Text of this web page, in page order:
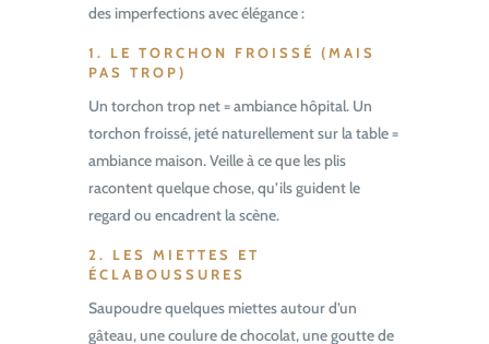
des imperfections avec élégance :
1. LE TORCHON FROISSÉ (MAIS
PAS TROP)
Un torchon trop net = ambiance hôpital. Un
torchon froissé, jeté naturellement sur la table =
ambiance maison. Veille à ce que les plis
racontent quelque chose, qu’ils guident le
regard ou encadrent la scène.
2. LES MIETTES ET
ÉCLABOUSSURES
Saupoudre quelques miettes autour d’un
gâteau, une coulure de chocolat, une goutte de